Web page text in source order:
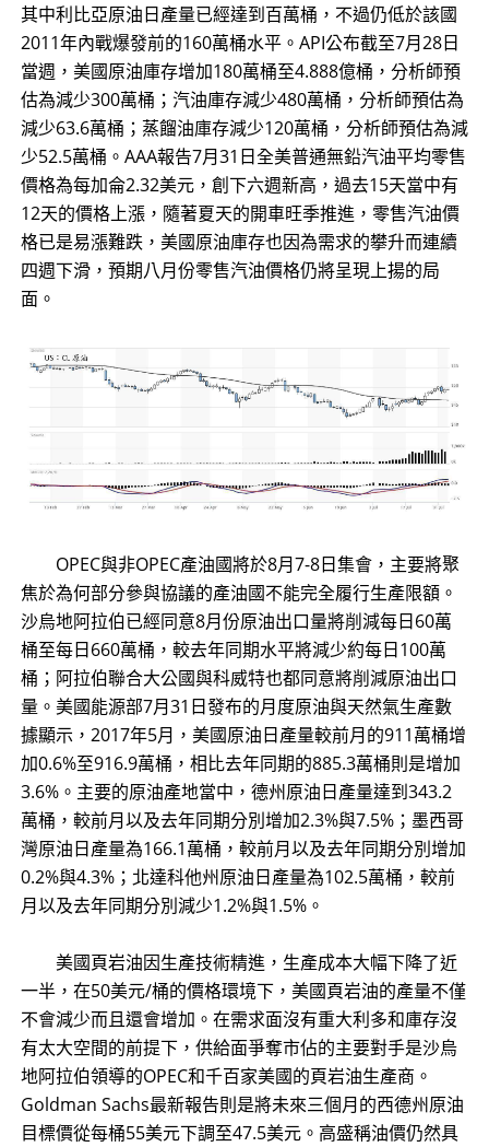
其中利比亞原油日產量已經達到百萬桶，不過仍低於該國
2011年內戰爆發前的160萬桶水平。API公布截至7月28日
當週，美國原油庫存增加180萬桶至4.888億桶，分析師預
估為減少300萬桶；汽油庫存減少480萬桶，分析師預估為
減少63.6萬桶；蒸餾油庫存減少120萬桶，分析師預估為減
少52.5萬桶。AAA報告7月31日全美普通無鉛汽油平均零售
價格為每加侖2.32美元，創下六週新高，過去15天當中有
12天的價格上漲，隨著夏天的開車旺季推進，零售汽油價
格已是易漲難跌，美國原油庫存也因為需求的攀升而連續
四週下滑，預期八月份零售汽油價格仍將呈現上揚的局
面。
OPEC與非OPEC產油國將於8月7-8日集會，主要將聚
焦於為何部分參與協議的產油國不能完全履行生產限額。
沙烏地阿拉伯已經同意8月份原油出口量將削減每日60萬
桶至每日660萬桶，較去年同期水平將減少約每日100萬
桶；阿拉伯聯合大公國與科威特也都同意將削減原油出口
量。美國能源部7月31日發布的月度原油與天然氣生產數
據顯示，2017年5月，美國原油日產量較前月的911萬桶增
加0.6%至916.9萬桶，相比去年同期的885.3萬桶則是增加
3.6%。主要的原油產地當中，德州原油日產量達到343.2
萬桶，較前月以及去年同期分別增加2.3%與7.5%；墨西哥
灣原油日產量為166.1萬桶，較前月以及去年同期分別增加
0.2%與4.3%；北達科他州原油日產量為102.5萬桶，較前
月以及去年同期分別減少1.2%與1.5%。
美國頁岩油因生產技術精進，生產成本大幅下降了近
一半，在50美元/桶的價格環境下，美國頁岩油的產量不僅
不會減少而且還會增加。在需求面沒有重大利多和庫存沒
有太大空間的前提下，供給面爭奪市佔的主要對手是沙烏
地阿拉伯領導的OPEC和千百家美國的頁岩油生產商。
Goldman Sachs最新報告則是將未來三個月的西德州原油
目標價從每桶55美元下調至47.5美元。高盛稱油價仍然具